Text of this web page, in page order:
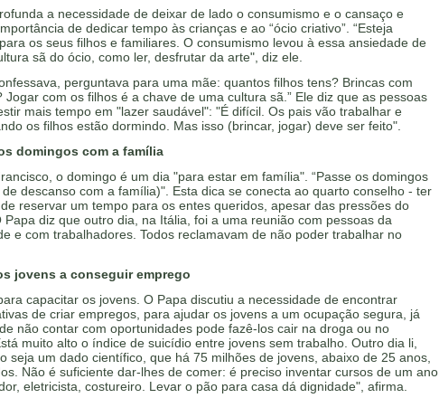
a necessidade de deixar de lado o consumismo e o cansaço e
de dedicar tempo às crianças e ao “ócio criativo”. “Esteja
os seus filhos e familiares. O consumismo levou à essa ansiedade de
sã do ócio, como ler, desfrutar da arte", diz ele.
perguntava para uma mãe: quantos filhos tens? Brincas com
Jogar com os filhos é a chave de uma cultura sã.” Ele diz que as pessoas
mais tempo em "lazer saudável": "É difícil. Os pais vão trabalhar e
os filhos estão dormindo. Mas isso (brincar, jogar) deve ser feito".
domingos com a família
o domingo é um dia "para estar em família". “Passe os domingos
descanso com a família)". Esta dica se conecta ao quarto conselho - ter
reservar um tempo para os entes queridos, apesar das pressões do
Papa diz que outro dia, na Itália, foi a uma reunião com pessoas da
e com trabalhadores. Todos reclamavam de não poder trabalhar no
jovens a conseguir emprego
capacitar os jovens. O Papa discutiu a necessidade de encontrar
de criar empregos, para ajudar os jovens a um ocupação segura, já
não contar com oportunidades pode fazê-los cair na droga ou no
muito alto o índice de suicídio entre jovens sem trabalho. Outro dia li,
seja um dado científico, que há 75 milhões de jovens, abaixo de 25 anos,
Não é suficiente dar-lhes de comer: é preciso inventar cursos de um ano
eletricista, costureiro. Levar o pão para casa dá dignidade", afirma.